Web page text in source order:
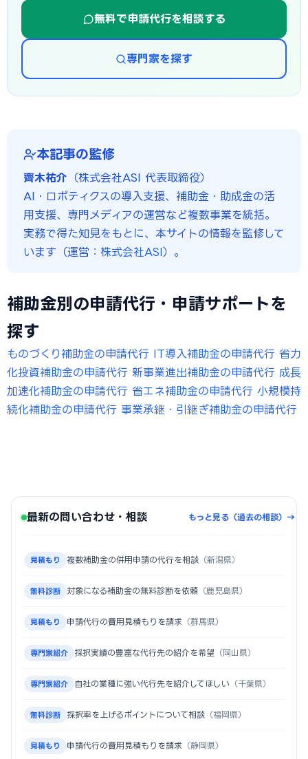
無料で申請代行を相談する
専門家を探す
本記事の監修
齊木祐介 （株式会社ASI 代表取締役）
AI・ロボティクスの導入支援、補助金・助成金の活
用支援、専門メディアの運営など複数事業を統括。
実務で得た知見をもとに、本サイトの情報を監修して
います（運営： 株式会社ASI）。
補助金別の申請代行・申請サポートを
探す
ものづくり補助金の申請代行 IT導入補助金の申請代行 省力
化投資補助金の申請代行 新事業進出補助金の申請代行 成長
加速化補助金の申請代行 省エネ補助金の申請代行 小規模持
続化補助金の申請代行 事業承継・引継ぎ補助金の申請代行
最新の問い合わせ・相談 もっと見る（過去の相談）→
見積もり 複数補助金の併用申請の代行を相談 （新潟県）
無料診断 対象になる補助金の無料診断を依頼 （鹿児島県）
見積もり 申請代行の費用見積もりを請求 （群馬県）
専門家紹介 採択実績の豊富な代行先の紹介を希望 （岡山県）
専門家紹介 自社の業種に強い代行先を紹介してほしい （千葉県）
無料診断 採択率を上げるポイントについて相談 （福岡県）
見積もり 申請代行の費用見積もりを請求 （静岡県）